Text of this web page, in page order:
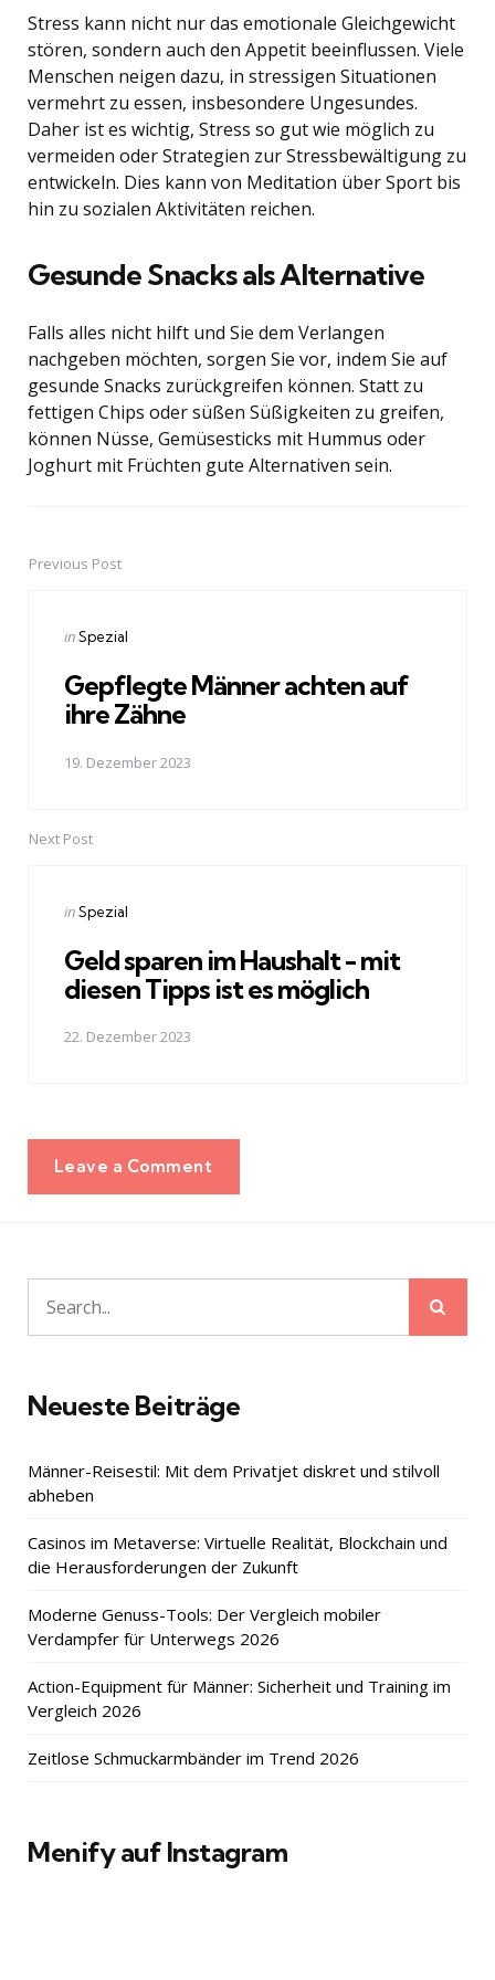
Stress kann nicht nur das emotionale Gleichgewicht
stören, sondern auch den Appetit beeinflussen. Viele
Menschen neigen dazu, in stressigen Situationen
vermehrt zu essen, insbesondere Ungesundes.
Daher ist es wichtig, Stress so gut wie möglich zu
vermeiden oder Strategien zur Stressbewältigung zu
entwickeln. Dies kann von Meditation über Sport bis
hin zu sozialen Aktivitäten reichen.
Gesunde Snacks als Alternative
Falls alles nicht hilft und Sie dem Verlangen
nachgeben möchten, sorgen Sie vor, indem Sie auf
gesunde Snacks zurückgreifen können. Statt zu
fettigen Chips oder süßen Süßigkeiten zu greifen,
können Nüsse, Gemüsesticks mit Hummus oder
Joghurt mit Früchten gute Alternativen sein.
PostPrevious Post
Posted
inSpezial
Gepflegte Männer achten auf
ihre Zähne
19. Dezember 2023
Next Post
Posted
inSpezial
Geld sparen im Haushalt - mit
diesen Tipps ist es möglich
22. Dezember 2023
Leave a Comment
Search
for:
Neueste Beiträge
Männer-Reisestil: Mit dem Privatjet diskret und stilvoll
abheben
Casinos im Metaverse: Virtuelle Realität, Blockchain und
die Herausforderungen der Zukunft
Moderne Genuss-Tools: Der Vergleich mobiler
Verdampfer für Unterwegs 2026
Action-Equipment für Männer: Sicherheit und Training im
Vergleich 2026
Zeitlose Schmuckarmbänder im Trend 2026
Menify auf Instagram